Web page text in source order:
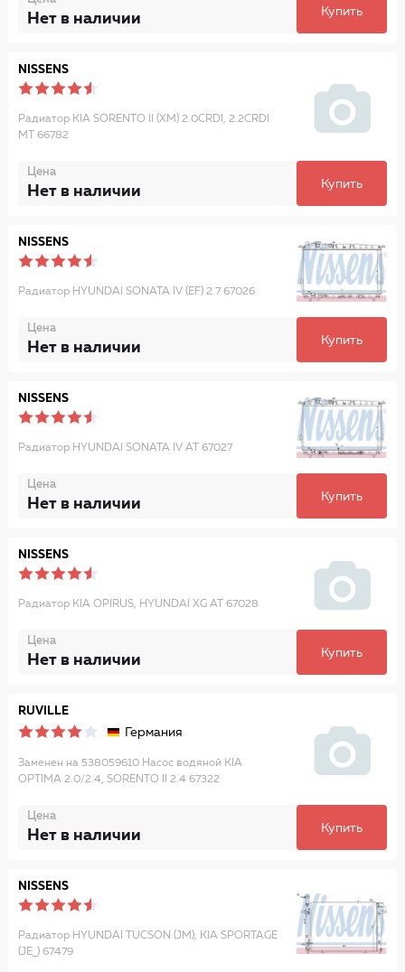
Нет в наличии Купить
NISSENS
Радиатор KIA SORENTO II (XM) 2.0CRDI, 2.2CRDI
MT 66782
Цена
Нет в наличии Купить
NISSENS
Радиатор HYUNDAI SONATA IV (EF) 2.7 67026
Цена
Нет в наличии Купить
NISSENS
Радиатор HYUNDAI SONATA IV AT 67027
Цена
Нет в наличии Купить
NISSENS
Радиатор KIA OPIRUS, HYUNDAI XG AT 67028
Цена
Нет в наличии Купить
RUVILLE
Германия
Заменен на 538059610 Насос водяной KIA
OPTIMA 2.0/2.4, SORENTO II 2.4 67322
Цена
Нет в наличии Купить
NISSENS
Радиатор HYUNDAI TUCSON (JM), KIA SPORTAGE
(JE_) 67479